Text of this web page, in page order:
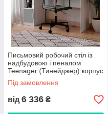
Письмовий робочий стіл із
надбудовою і пеналом
Teenager (Тинейджер) корпус
Білий/фасади колір Сірий
Під замовлення
від 6 336 ₴